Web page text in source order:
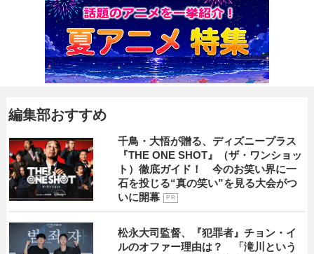
編集部おすすめ
千鳥・大悟が贈る、ディズニープラス
『THE ONE SHOT』（ザ・ワンショッ
ト）徹底ガイド！ 今のお笑い界に一
石を投じる“真の笑い”を見る大会がつ
いに開幕
P R
松永大司監督、『犯罪者』チョン・イ
ルのオファー理由は？ 「滝川という